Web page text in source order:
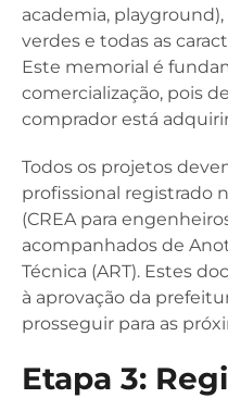
academia,
verdes e todas as
Este memorial é
comercialização, pois
comprador está
Todos os projetos
profissional registrado
(CREA para
acompanhados de
Técnica (ART). Estes
à aprovação da
prosseguir para as
Etapa 3: